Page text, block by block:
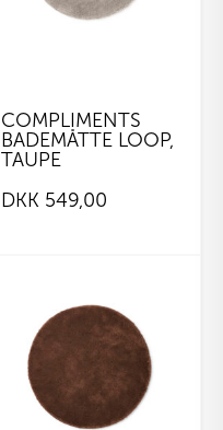
COMPLIMENTS
BADEMÅTTE LOOP,
TAUPE
DKK 549,00